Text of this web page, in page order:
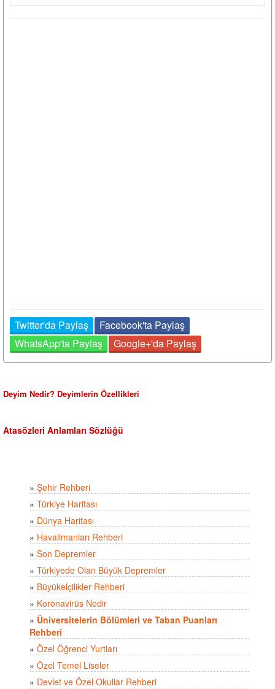
Twitter'da Paylaş
Facebook'ta Paylaş
WhatsApp'ta Paylaş
Google+'da Paylaş
Deyim Nedir? Deyimlerin Özellikleri
Atasözleri Anlamları Sözlüğü
» Şehir Rehberi
» Türkiye Haritası
» Dünya Haritası
» Havalimanları Rehberi
» Son Depremler
» Türkiyede Olan Büyük Depremler
» Büyükelçilikler Rehberi
» Koronavirüs Nedir
» Üniversitelerin Bölümleri ve Taban Puanları
Rehberi
» Özel Öğrenci Yurtları
» Özel Temel Liseler
» Devlet ve Özel Okullar Rehberi